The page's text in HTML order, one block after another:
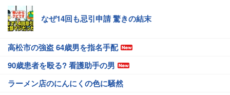
なぜ14回も忌引申請 驚きの結末
高松市の強盗 64歳男を指名手配
90歳患者を殴る? 看護助手の男
ラーメン店のにんにくの色に騒然